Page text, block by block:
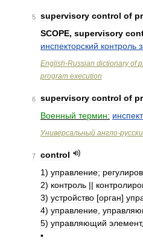
5 supervisory control of
SCOPE, supervisory
инспекторский контроль
English-Russian dictionary of
program execution
6 supervisory control of
Военный термин:
Универсальный англо-
7
control
1) управление;
2) контроль ||
3) устройство [орган]
4) управление
5) управляющий элемент,
•